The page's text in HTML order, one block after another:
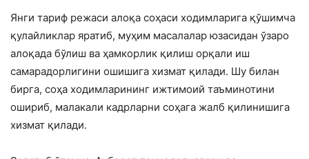
Янги тариф режаси алоқа соҳаси ходимларига қўшимча
қулайликлар яратиб, муҳим масалалар юзасидан ўзаро
алоқада бўлиш ва ҳамкорлик қилиш орқали иш
самарадорлигини ошишига хизмат қилади. Шу билан
бирга, соҳа ходимларининг ижтимоий таъминотини
ошириб, малакали кадрларни соҳага жалб қилинишига
хизмат қилади.